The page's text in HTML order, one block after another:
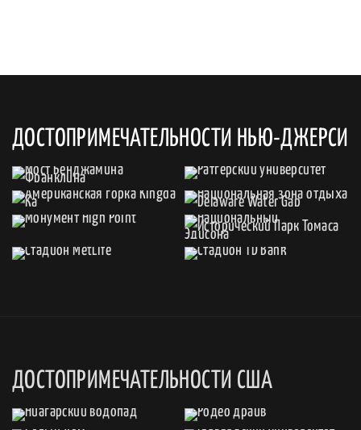
ДОСТОПРИМЕЧАТЕЛЬНОСТИ НЬЮ-ДЖЕРСИ
ДОСТОПРИМЕЧАТЕЛЬНОСТИ США